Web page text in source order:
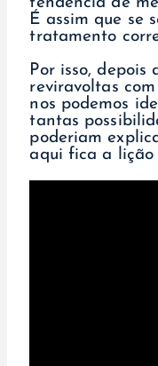
É assim que se
tratamento
Por isso, depois
reviravoltas
nos podemos
tantas
poderiam
aqui fica a lição